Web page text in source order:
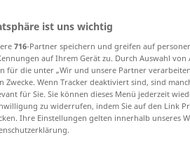
fürist uns wichtig
716-Partner speichern und greifen auf
auf Ihrem Gerät zu. Durch Auswahl von
für die unter „Wir und unsere Partner
Zwecke. Wenn Tracker deaktiviert sind, sind
für Sie. Sie können dieses Menü jederzeit
zu widerrufen, indem Sie auf den Link
Ihre Einstellungen gelten innerhalb unseres